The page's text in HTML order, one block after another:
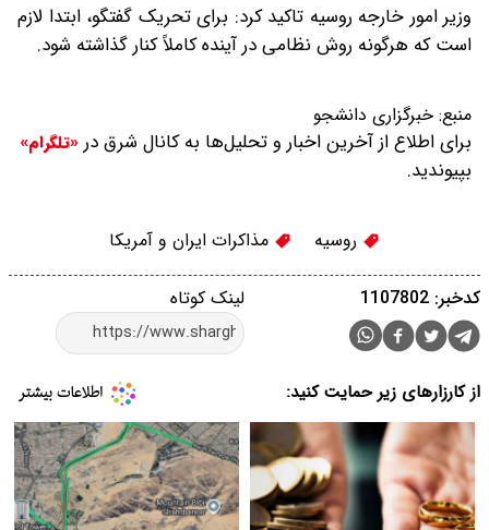
وزیر امور خارجه روسیه تاکید کرد: برای تحریک گفتگو، ابتدا لازم
است که هرگونه روش نظامی در آینده کاملاً کنار گذاشته شود.
منبع: خبرگزاری دانشجو
برای اطلاع از آخرین اخبار و تحلیل‌ها به کانال شرق در «تلگرام»
بپیوندید.
روسیه مذاکرات ایران و آمریکا
لینک کوتاه کدخبر: 1107802
از کارزارهای زیر حمایت کنید: